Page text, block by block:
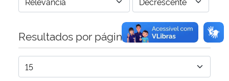
Advocacia-Geral da União
Banco Central do Brasil
Planalto
Resultados por página: